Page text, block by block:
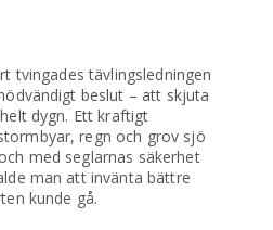
tvingades tävlingsledningen
beslut – att skjuta
dygn. Ett kraftigt
regn och grov sjö
med seglarnas säkerhet
man att invänta bättre
kunde gå.